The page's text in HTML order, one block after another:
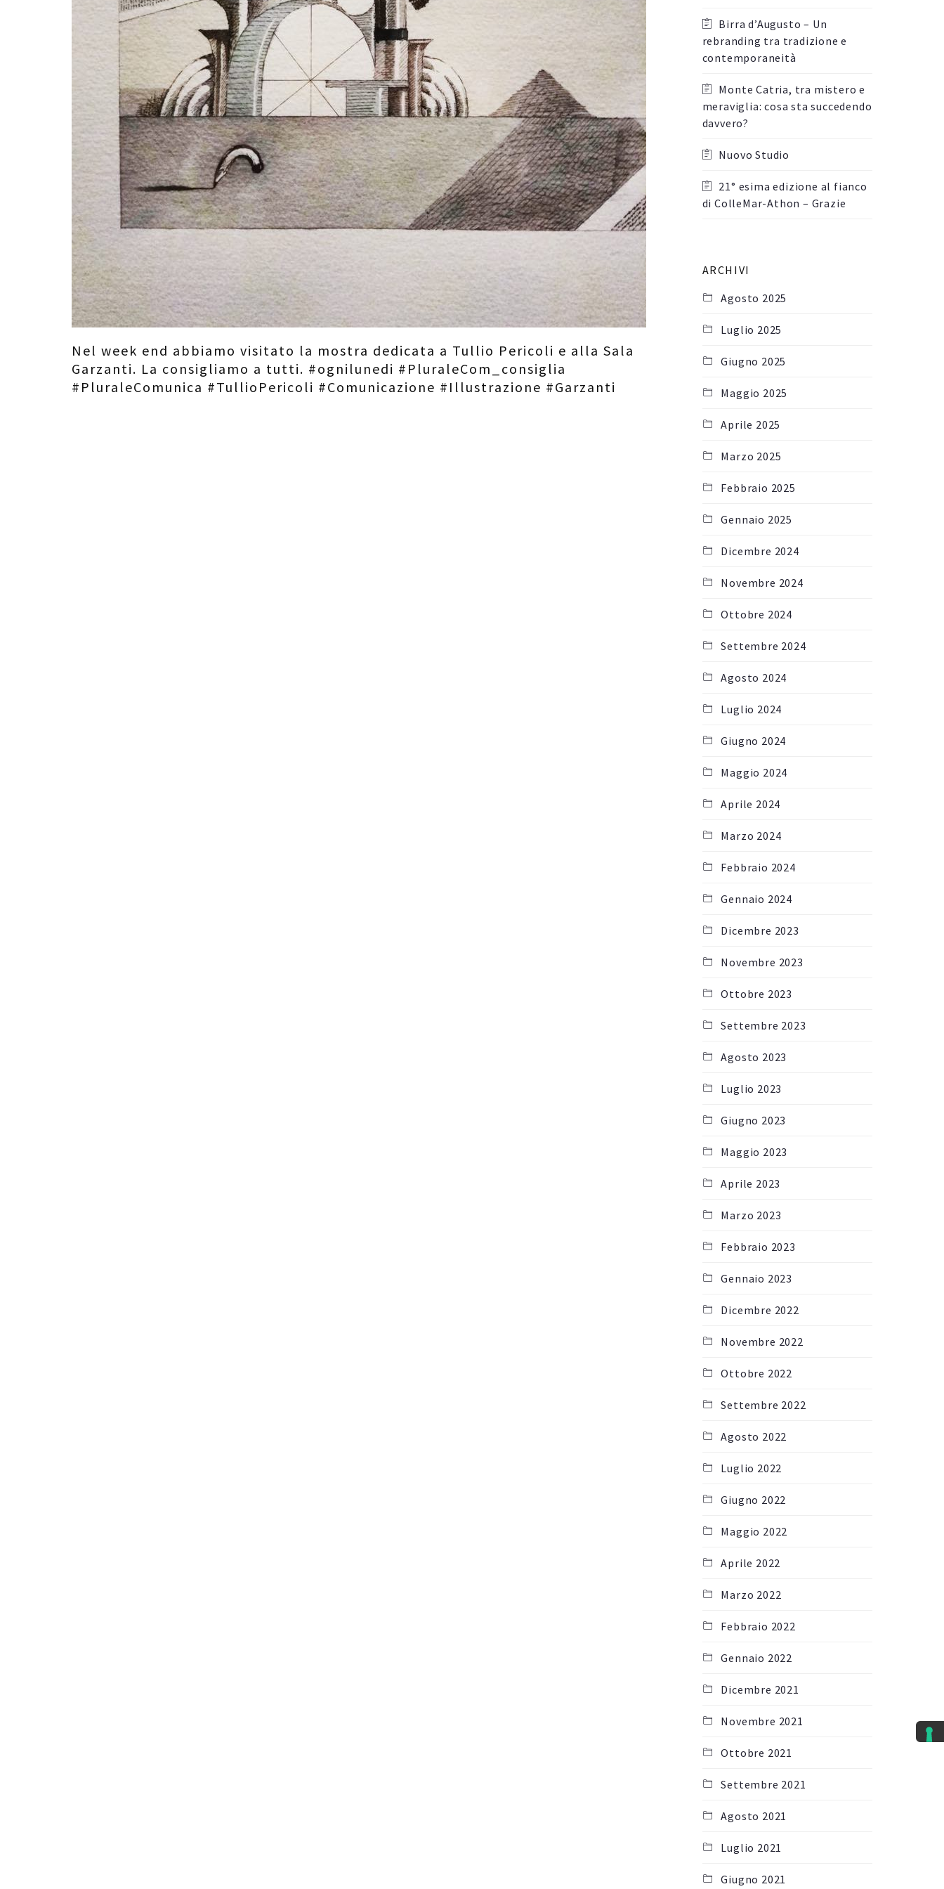
Nel week end abbiamo visitato la mostra dedicata a Tullio Pericoli e alla Sala
Garzanti. La consigliamo a tutti. #ognilunedi #PluraleCom_consiglia
#PluraleComunica #TullioPericoli #Comunicazione #Illustrazione #Garzanti
Birra d’Augusto – Un
rebranding tra tradizione e
contemporaneità
Monte Catria, tra mistero e
meraviglia: cosa sta succedendo
davvero?
Nuovo Studio
21° esima edizione al fianco
di ColleMar-Athon – Grazie
ARCHIVI
Agosto 2025
Luglio 2025
Giugno 2025
Maggio 2025
Aprile 2025
Marzo 2025
Febbraio 2025
Gennaio 2025
Dicembre 2024
Novembre 2024
Ottobre 2024
Settembre 2024
Agosto 2024
Luglio 2024
Giugno 2024
Maggio 2024
Aprile 2024
Marzo 2024
Febbraio 2024
Gennaio 2024
Dicembre 2023
Novembre 2023
Ottobre 2023
Settembre 2023
Agosto 2023
Luglio 2023
Giugno 2023
Maggio 2023
Aprile 2023
Marzo 2023
Febbraio 2023
Gennaio 2023
Dicembre 2022
Novembre 2022
Ottobre 2022
Settembre 2022
Agosto 2022
Luglio 2022
Giugno 2022
Maggio 2022
Aprile 2022
Marzo 2022
Febbraio 2022
Gennaio 2022
Dicembre 2021
Novembre 2021
Ottobre 2021
Settembre 2021
Agosto 2021
Luglio 2021
Giugno 2021